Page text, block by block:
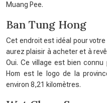
Muang Pee.
Ban Tung Hong
Cet endroit est idéal pour
aurez plaisir à acheter et à
Oui. Ce village est bien
Hom est le logo de la
environ 8,21 kilomètres.